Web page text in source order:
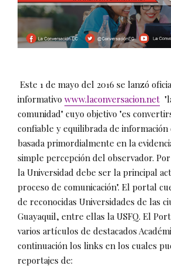
Este 1 de mayo del 2016 se lanzó
informativo www.laconversacion.net
comunidad" cuyo objetivo "es
confiable y equilibrada de información
basada primordialmente en la
simple percepción del observador.
la Universidad debe ser la principal
proceso de comunicación". El portal
de reconocidas Universidades de las
Guayaquil, entre ellas la USFQ. El
varios artículos de destacados
continuación los links en los cuales
reportajes de: